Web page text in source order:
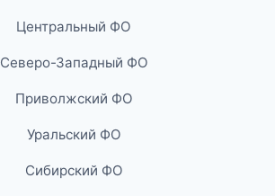
Центральный ФО
Северо-Западный ФО
Приволжский ФО
Уральский ФО
Сибирский ФО